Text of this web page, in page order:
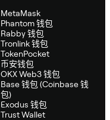
MetaMask
Phantom 钱包
Rabby 钱包
Tronlink 钱包
TokenPocket
币安钱包
OKX Web3 钱包
Base 钱包 (Coinbase 钱
包)
Exodus 钱包
Trust Wallet